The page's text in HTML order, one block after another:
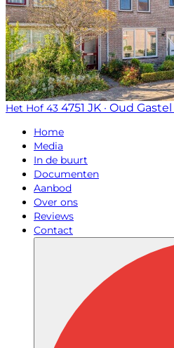
Het Hof 43 4751 JK · Oud Gastel
Home
Media
In de buurt
Documenten
Aanbod
Over ons
Reviews
Contact